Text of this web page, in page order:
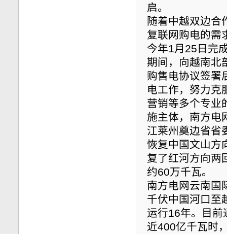
启。
随着中越双边合
复联网购电的需
今年1月25日完
期间，向越南北
购售电协议签署
电工作，努力克
营销等多个专业
施主体，南方电
江莱州奠边省省
恢复中国文山方
复了红河方向两
约60万千瓦。
南方电网云南国
千伏中国河口至
运行16年。目前
近400亿千瓦时